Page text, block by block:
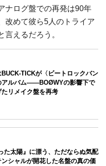
ナログ盤での再発は90年
改めて彼ら5人のトライア
言えるだろう。
BUCK-TICKが〈ビートロックバン
アルバム――BOØWYの影響下で
リメイク盤を再考
た太陽』に漂う、ただならぬ気配
シャルが開花した名盤の真の価